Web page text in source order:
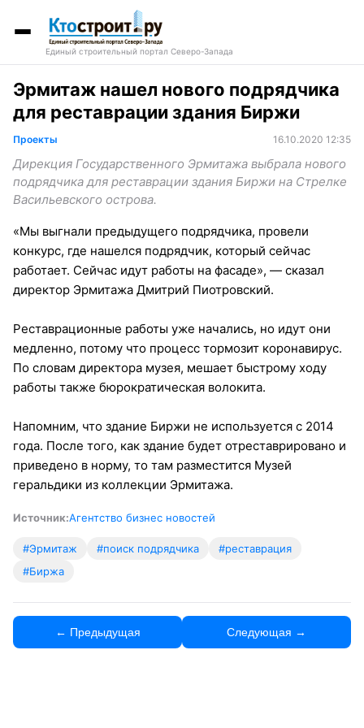
Единый строительный портал Северо-Запада
Эрмитаж нашел нового подрядчика
для реставрации здания Биржи
Проекты 16.10.2020 12:35
Дирекция Государственного Эрмитажа выбрала нового
подрядчика для реставрации здания Биржи на Стрелке
Васильевского острова.
«Мы выгнали предыдущего подрядчика, провели
конкурс, где нашелся подрядчик, который сейчас
работает. Сейчас идут работы на фасаде», — сказал
директор Эрмитажа Дмитрий Пиотровский.
Реставрационные работы уже начались, но идут они
медленно, потому что процесс тормозит коронавирус.
По словам директора музея, мешает быстрому ходу
работы также бюрократическая волокита.
Напомним, что здание Биржи не используется с 2014
года. После того, как здание будет отреставрировано и
приведено в норму, то там разместится Музей
геральдики из коллекции Эрмитажа.
Источник:Агентство бизнес новостей
#Эрмитаж #поиск подрядчика
#реставрация
#Биржа
← Предыдущая Следующая →